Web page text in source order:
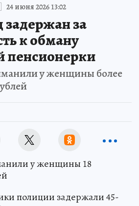
24 июня 2026 13:02
за
к обману
пенсионерки
у женщины более
у женщины 18
полиции задержали 45-